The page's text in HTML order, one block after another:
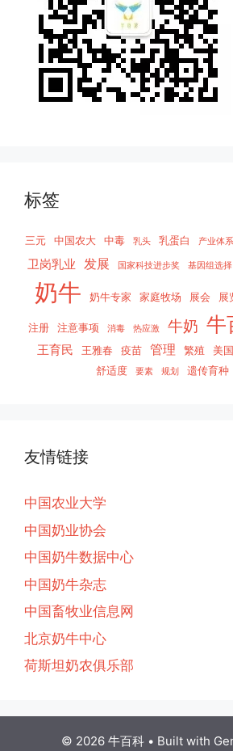
标签
三元 中国农大 中毒 乳头 乳蛋白 产业体系
卫岗乳业 发展 国家科技进步奖 基因组选择
奶牛 奶牛专家 家庭牧场 展会 展
注册 注意事项 消毒 热应激 牛奶 牛
王育民 王雅春 疫苗 管理 繁殖 美国
舒适度 要素 规划 遗传育种
友情链接
中国农业大学
中国奶业协会
中国奶牛数据中心
中国奶牛杂志
中国畜牧业信息网
北京奶牛中心
荷斯坦奶农俱乐部
© 2026 牛百科 • Built with